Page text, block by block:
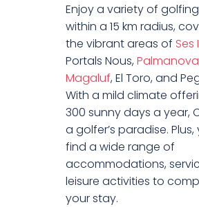
Enjoy a variety of
within a 15 km radius,
the vibrant areas of Ses
Portals Nous,Palmanova
Magaluf, El Toro, and
With a mild climate
300 sunny days a year,
a golfer’s paradise. Plus,
find a wide range of
accommodations,
leisure activities to
your stay.